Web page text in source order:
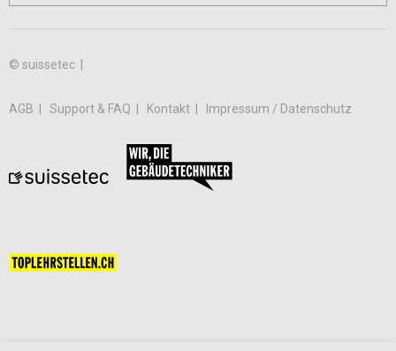
© suissetec |
AGB Support & FAQ Kontakt Impressum / Datenschutz